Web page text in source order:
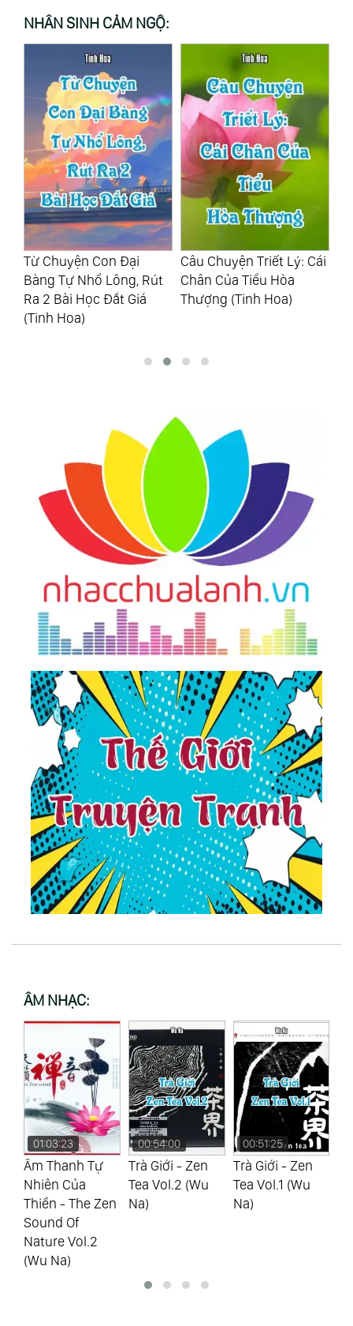
NHÂN SINH CẢM NGỘ:
Từ Chuyện Con Đại
Bàng Tự Nhổ Lông, Rút
Ra 2 Bài Học Đắt Giá
(Tinh Hoa)
Câu Chuyện Triết Lý: Cái
Chân Của Tiểu Hòa
Thượng (Tinh Hoa)
ÂM NHẠC:
01:03:23
Âm Thanh Tự
Nhiên Của
Thiền - The Zen
Sound Of
Nature Vol.2
(Wu Na)
00:54:00
Trà Giới - Zen
Tea Vol.2 (Wu
Na)
00:51:25
Trà Giới - Zen
Tea Vol.1 (Wu
Na)